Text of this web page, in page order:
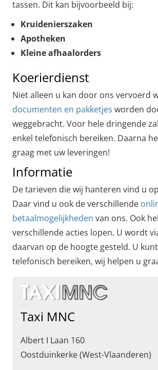
tassen. Dit kan bijvoorbeeld bij:
Kruidenierszaken
Apotheken
Kleine afhaalorders
Koerierdienst
Niet alleen u kan door ons vervoerd
documenten en pakketjes worden
weggebracht. Voor hele dringende
enkel telefonisch bereiken. Daarna
graag met uw leveringen!
Informatie
De tarieven die wij hanteren vind u
Daar vind u ook de verschillende
betaalmogelijkheden van ons. Ook
verschillende acties lopen. U wordt
daarvan op de hoogte gesteld. U
telefonisch bereiken, wij helpen u
Taxi MNC
Albert I Laan 160
Oostduinkerke (West-Vlaanderen)